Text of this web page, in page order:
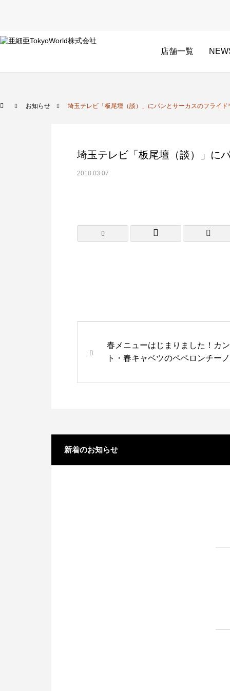
店舗一覧
お知らせ 埼玉テレビ「板尾壇（談）」にパンとサーカスのフライ
埼玉テレビ「板尾壇（談）」に
2018.03.07
春メニューはじまりました！カ
ト・春キャベツのペペロンチー
新着のお知らせ